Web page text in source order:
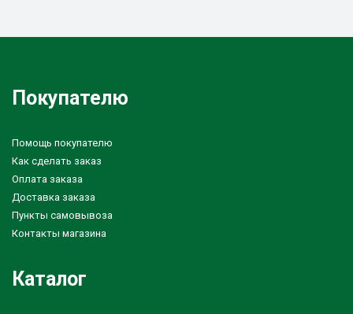
Покупателю
Помощь покупателю
Как сделать заказ
Оплата заказа
Доставка заказа
Пункты самовывоза
Контакты магазина
Каталог